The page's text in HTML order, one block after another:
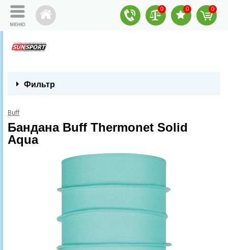
0 0 0
Фильтр
Buff
Бандана Buff Thermonet Solid
Aqua